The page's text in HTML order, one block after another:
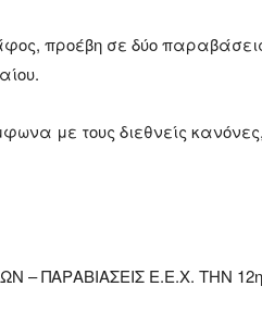
προέβη σε δύο
με τους διεθνείς
– ΠΑΡΑΒΙΑΣΕΙΣ Ε.Ε.Χ. ΤΗΝ